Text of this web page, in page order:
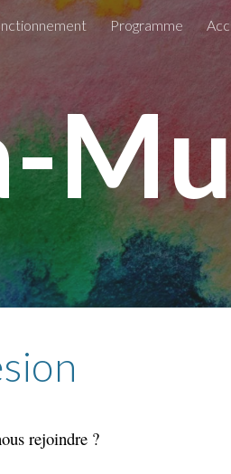
Skip to navigation
Programme
rejoindre ?